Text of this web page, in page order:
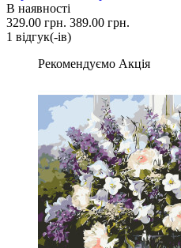
В наявності
329.00 грн. 389.00 грн.
1 вiдгук(-iв)
Рекомендуємо Акція